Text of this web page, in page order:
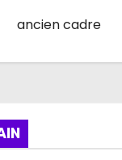
ancien cadre